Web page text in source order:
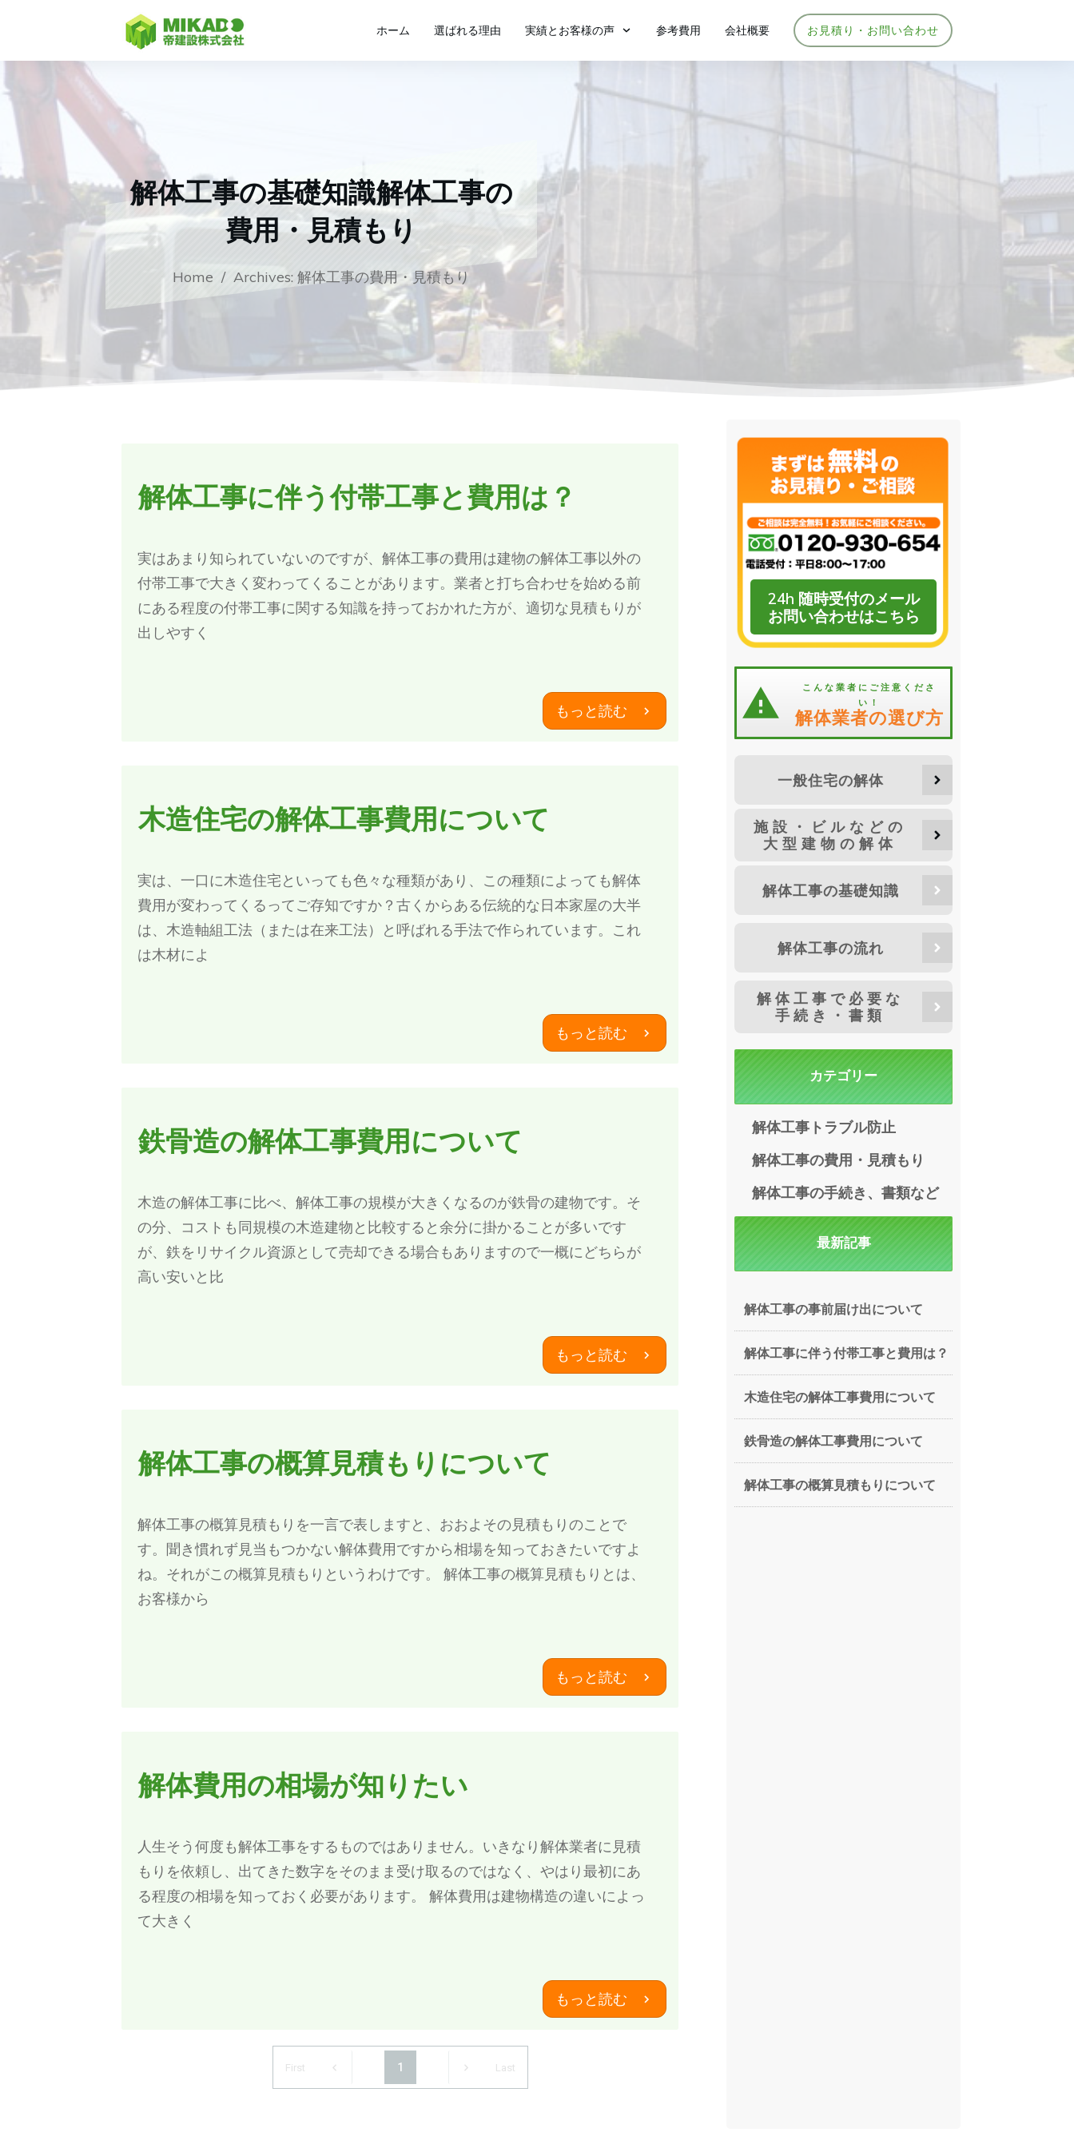
ホーム 選ばれる理由 実績とお客様の声 参考費用 会社概要 お見積り・お問い合わせ
解体工事の基礎知識解体工事の
費用・見積もり
Home / Archives: 解体工事の費用・見積もり
解体工事に伴う付帯工事と費用は？
実はあまり知られていないのですが、解体工事の費用は建物の解体工事以外の
付帯工事で大きく変わってくることがあります。業者と打ち合わせを始める前
にある程度の付帯工事に関する知識を持っておかれた方が、適切な見積もりが
出しやすく
もっと読む
木造住宅の解体工事費用について
実は、一口に木造住宅といっても色々な種類があり、この種類によっても解体
費用が変わってくるってご存知ですか？古くからある伝統的な日本家屋の大半
は、木造軸組工法（または在来工法）と呼ばれる手法で作られています。これ
は木材によ
もっと読む
鉄骨造の解体工事費用について
木造の解体工事に比べ、解体工事の規模が大きくなるのが鉄骨の建物です。そ
の分、コストも同規模の木造建物と比較すると余分に掛かることが多いです
が、鉄をリサイクル資源として売却できる場合もありますので一概にどちらが
高い安いと比
もっと読む
解体工事の概算見積もりについて
解体工事の概算見積もりを一言で表しますと、おおよその見積もりのことで
す。聞き慣れず見当もつかない解体費用ですから相場を知っておきたいですよ
ね。それがこの概算見積もりというわけです。 解体工事の概算見積もりとは、
お客様から
もっと読む
解体費用の相場が知りたい
人生そう何度も解体工事をするものではありません。いきなり解体業者に見積
もりを依頼し、出てきた数字をそのまま受け取るのではなく、やはり最初にあ
る程度の相場を知っておく必要があります。 解体費用は建物構造の違いによっ
て大きく
もっと読む
First 1 Last
24h 随時受付のメール
お問い合わせはこちら
こんな業者にご注意くださ
い！
解体業者の選び方
一般住宅の解体
施設・ビルなどの
大型建物の解体
解体工事の基礎知識
解体工事の流れ
解体工事で必要な
手続き・書類
カテゴリー
解体工事トラブル防止
解体工事の費用・見積もり
解体工事の手続き、書類など
最新記事
解体工事の事前届け出について
解体工事に伴う付帯工事と費用は？
木造住宅の解体工事費用について
鉄骨造の解体工事費用について
解体工事の概算見積もりについて